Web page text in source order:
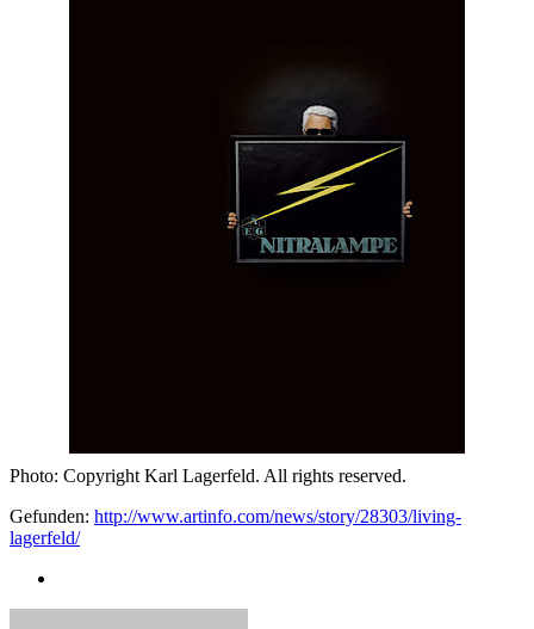
Photo: Copyright Karl Lagerfeld. All rights reserved.
Gefunden: http://www.artinfo.com/news/story/28303/living-
lagerfeld/